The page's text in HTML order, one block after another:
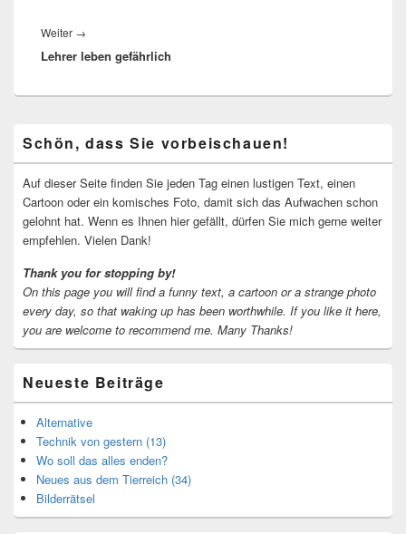
Weiter →
Beitrag:
Lehrer leben gefährlich
Seitenleisten-
Widgetbereich
Schön, dass Sie vorbeischauen!
Auf dieser Seite finden Sie jeden Tag einen lustigen Text, einen
Cartoon oder ein komisches Foto, damit sich das Aufwachen schon
gelohnt hat. Wenn es Ihnen hier gefällt, dürfen Sie mich gerne weiter
empfehlen. Vielen Dank!
Thank you for stopping by!
On this page you will find a funny text, a cartoon or a strange photo
every day, so that waking up has been worthwhile. If you like it here,
you are welcome to recommend me. Many Thanks!
Neueste Beiträge
Alternative
Technik von gestern (13)
Wo soll das alles enden?
Neues aus dem Tierreich (34)
Bilderrätsel